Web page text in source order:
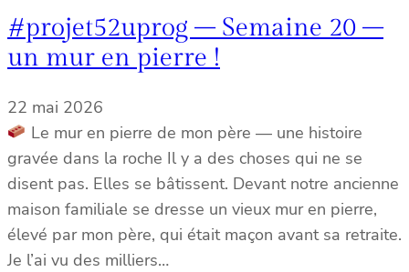
#projet52uprog – Semaine 20 –
un mur en pierre !
22 mai 2026
Le mur en pierre de mon père — une histoire
gravée dans la roche Il y a des choses qui ne se
disent pas. Elles se bâtissent. Devant notre ancienne
maison familiale se dresse un vieux mur en pierre,
élevé par mon père, qui était maçon avant sa retraite.
Je l’ai vu des milliers…